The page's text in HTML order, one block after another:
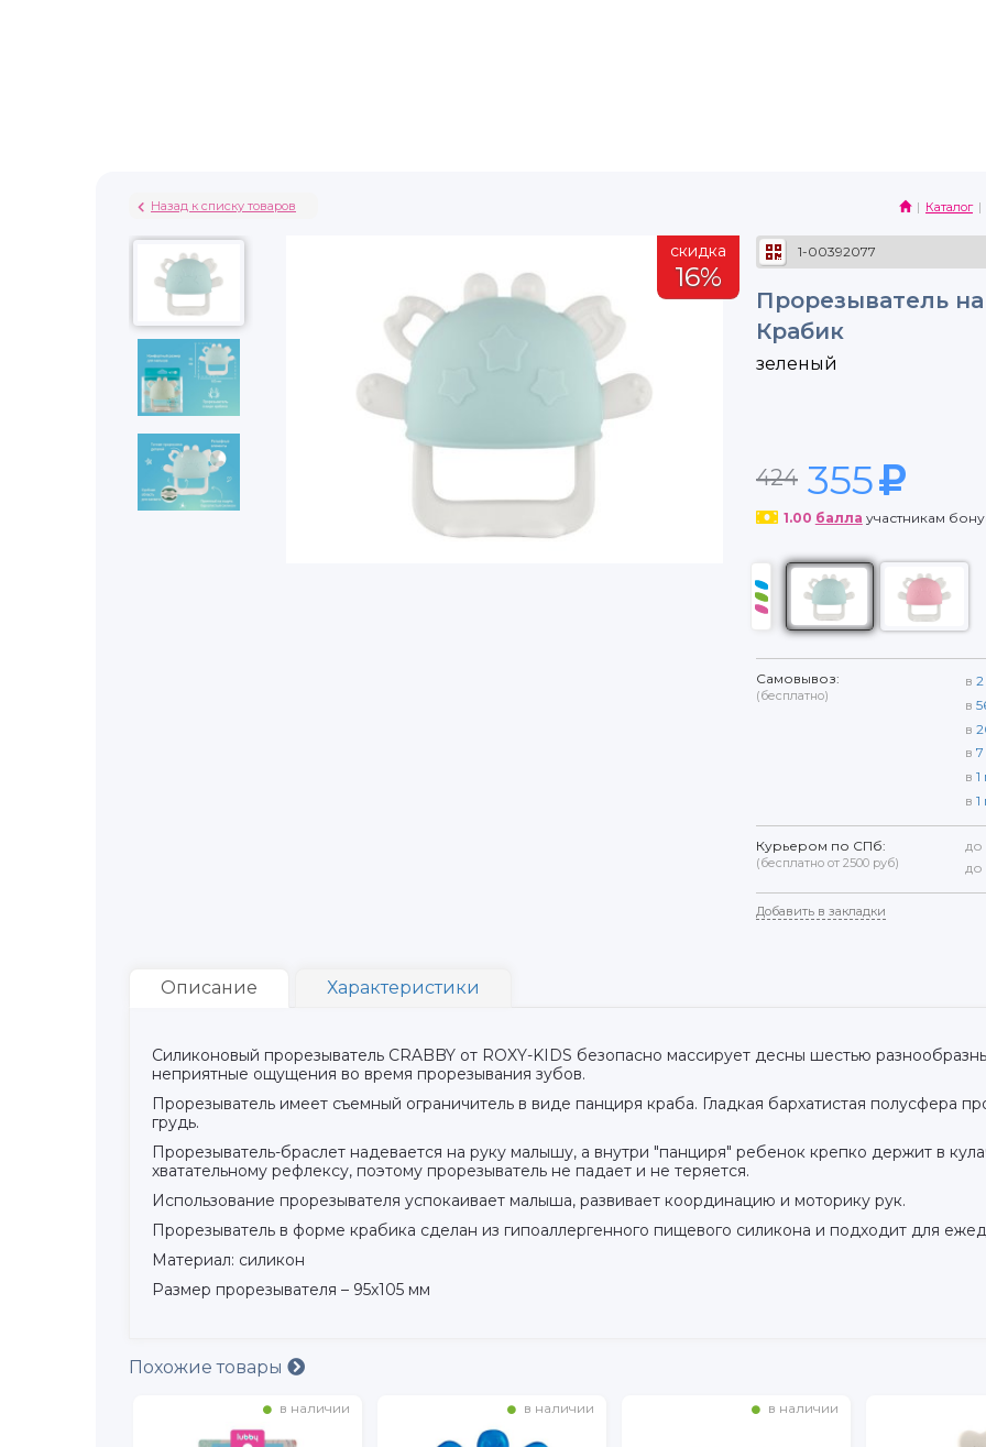
Назад к списку товаров Каталог
скидка
16%
1-00392077
Прорезыватель
Крабик
зеленый
424 355
1.00 балла участникам
Самовывоз:
(бесплатно)
в 2
в
в
в 7
в 1
в 1
Курьером по СПб:
(бесплатно от 2500 руб)
до
до
Добавить в закладки
Описание Характеристики
Силиконовый прорезыватель CRABBY от ROXY-KIDS безопасно массирует десны шестью
неприятные ощущения во время прорезывания зубов.
Прорезыватель имеет съемный ограничитель в виде панциря краба. Гладкая бархатистая полусфера
грудь.
Прорезыватель-браслет надевается на руку малышу, а внутри "панциря" ребенок крепко держит в
хватательному рефлексу, поэтому прорезыватель не падает и не теряется.
Использование прорезывателя успокаивает малыша, развивает координацию и моторику рук.
Прорезыватель в форме крабика сделан из гипоаллергенного пищевого силикона и подходит для
Материал: силикон
Размер прорезывателя – 95x105 мм
Похожие товары
в наличии в наличии в наличии